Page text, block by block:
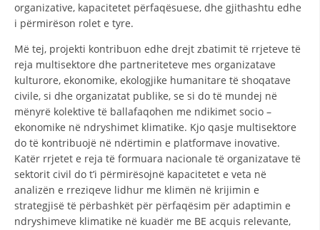
organizative, kapacitetet përfaqësuese, dhe gjithashtu edhe
i përmirëson rolet e tyre.
Më tej, projekti kontribuon edhe drejt zbatimit të rrjeteve të
reja multisektore dhe partneriteteve mes organizatave
kulturore, ekonomike, ekologjike humanitare të shoqatave
civile, si dhe organizatat publike, se si do të mundej në
mënyrë kolektive të ballafaqohen me ndikimet socio –
ekonomike në ndryshimet klimatike. Kjo qasje multisektore
do të kontribuojë në ndërtimin e platformave inovative.
Katër rrjetet e reja të formuara nacionale të organizatave të
sektorit civil do t’i përmirësojnë kapacitetet e veta në
analizën e rreziqeve lidhur me klimën në krijimin e
strategjisë të përbashkët për përfaqësim për adaptimin e
ndryshimeve klimatike në kuadër me BE acquis relevante,